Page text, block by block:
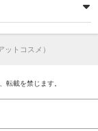
トコスメ）
転載を禁じます。